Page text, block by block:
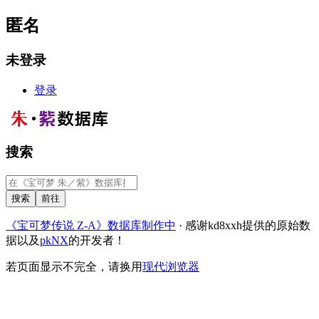
匿名
未登录
登录
搜索
《宝可梦传说 Z-A》数据库制作中 · 感谢kd8xxh提供的原始数
据以及pkNX的开发者！
若页面显示不完全，请换用现代浏览器